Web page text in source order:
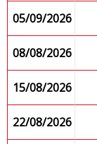
05/09/2026
08/08/2026
15/08/2026
22/08/2026